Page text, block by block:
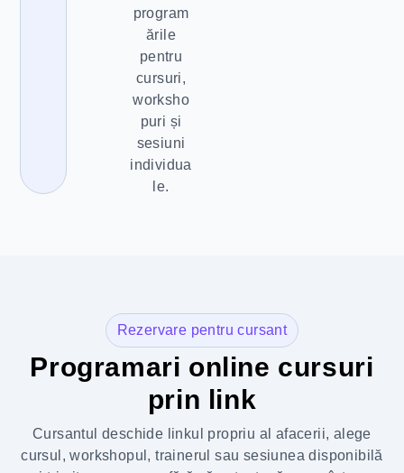
program
ările
pentru
cursuri,
worksho
puri și
sesiuni
individua
le.
Rezervare pentru cursant
Programari online cursuri
prin link
Cursantul deschide linkul propriu al afacerii, alege
cursul, workshopul, trainerul sau sesiunea disponibilă